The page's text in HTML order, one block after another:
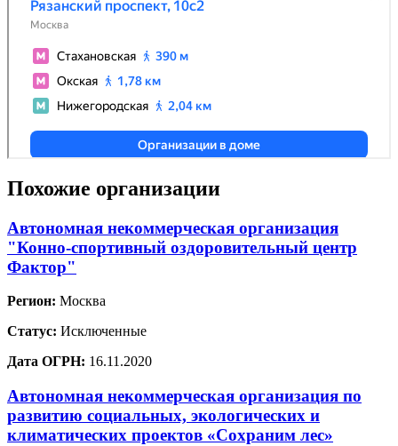
Похожие организации
Автономная некоммерческая организация
"Конно-спортивный оздоровительный центр
Фактор"
Регион: Москва
Статус: Исключенные
Дата ОГРН: 16.11.2020
Автономная некоммерческая организация по
развитию социальных, экологических и
климатических проектов «Сохраним лес»